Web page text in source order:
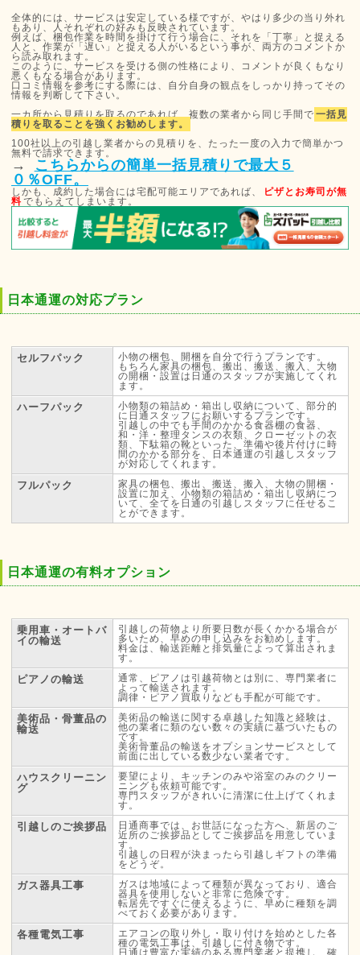
全体的には、サービスは安定している様ですが、やはり多少の当り外れ
もあり、人それぞれの好みも反映されています。
例えば、梱包作業を時間を掛けて行う場合に、それを「丁寧」と捉える
人と、作業が「遅い」と捉える人がいるという事が、両方のコメントか
ら読み取れます。
このように、サービスを受ける側の性格により、コメントが良くもなり
悪くもなる場合があります。
口コミ情報を参考にする際には、自分自身の観点をしっかり持ってその
情報を判断して下さい。
一カ所から見積りを取るのであれば、複数の業者から同じ手間で 一括見
積りを取ることを強くお勧めします。
100社以上の引越し業者からの見積りを、たった一度の入力で簡単かつ
無料で請求できます。
→
こちらからの簡単一括見積りで最大５
０％OFF。
しかも、成約した場合には宅配可能エリアであれば、
ピザとお寿司が無
料 でもらえてしまいます。
日本通運の対応プラン
セルフパック
小物の梱包、開梱を自分で行うプランです。
もちろん家具の梱包、搬出、搬送、搬入、大物
の開梱・設置は日通のスタッフが実施してくれ
ます。
ハーフパック
小物類の箱詰め・箱出し収納について、部分的
に日通スタッフにお願いするプランです。
引越しの中でも手間のかかる食器棚の食器、
和・洋・整理タンスの衣類、クローゼットの衣
類、下駄箱の靴といった、準備や後片付けに時
間のかかる部分を、日本通運の引越しスタッフ
が対応してくれます。
フルパック
家具の梱包、搬出、搬送、搬入、大物の開梱・
設置に加え、小物類の箱詰め・箱出し収納につ
いて、全てを日通の引越しスタッフに任せるこ
とができます。
日本通運の有料オプション
乗用車・オートバ
イの輸送
引越しの荷物より所要日数が長くかかる場合が
多いため、早めの申し込みをお勧めします。
料金は、輸送距離と排気量によって算出されま
す。
ピアノの輸送
通常、ピアノは引越荷物とは別に、専門業者に
よって輸送されます。
調律・ピアノ買取りなども手配が可能です。
美術品・骨董品の
輸送
美術品の輸送に関する卓越した知識と経験は、
他の業者に類のない数々の実績に基づいたもの
です。
美術骨董品の輸送をオプションサービスとして
前面に出している数少ない業者です。
ハウスクリーニン
グ
要望により、キッチンのみや浴室のみのクリー
ニングも依頼可能です。
専門スタッフがきれいに清潔に仕上げてくれま
す。
引越しのご挨拶品
日通商事では、お世話になった方へ、新居のご
近所のご挨拶品としてご挨拶品を用意していま
す。
引越しの日程が決まったら引越しギフトの準備
をどうぞ。
ガス器具工事
ガスは地域によって種類が異なっており、適合
器具を使用しないと非常に危険です。
転居先ですぐに使えるように、早めに種類を調
べておく必要があります。
各種電気工事
エアコンの取り外し・取り付けを始めとした各
種の電気工事は、引越しに付き物です。
日通は豊富な実績のある専門業者と提携し、確